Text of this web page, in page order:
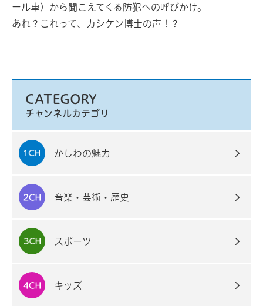
ール車）から聞こえてくる防犯への呼びかけ。
あれ？これって、カシケン博士の声！？
CATEGORY
チャンネルカテゴリ
かしわの魅力
音楽・芸術・歴史
スポーツ
キッズ